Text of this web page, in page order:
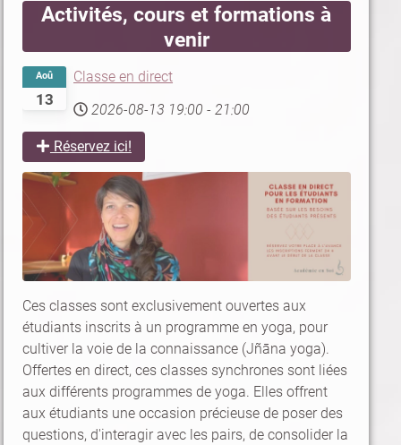
Activités, cours et formations à
venir
13
Aoû
Classe en direct
2026-08-13 19:00 - 21:00
Réservez ici!
Ces classes sont exclusivement ouvertes aux
étudiants inscrits à un programme en yoga, pour
cultiver la voie de la connaissance (Jñāna yoga).
Offertes en direct, ces classes synchrones sont liées
aux différents programmes de yoga. Elles offrent
aux étudiants une occasion précieuse de poser des
questions, d'interagir avec les pairs, de consolider la